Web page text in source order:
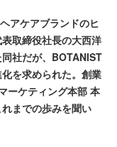
アケアブランドのヒ
取締役社長の大西洋
社だが、BOTANIST
を求められた。創業
ーケティング本部 本
までの歩みを聞い